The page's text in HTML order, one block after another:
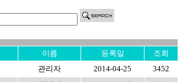
이름 등록일
조회
관리자 2014-04-25
3452